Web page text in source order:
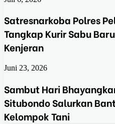
Satresnarkoba Polres
Tangkap Kurir Sabu
Kenjeran
Juni 23, 2026
Sambut Hari
Situbondo Salurkan
Kelompok Tani